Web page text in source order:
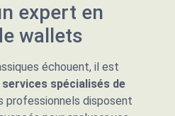
expert en
wallets
échouent, il est
services spécialisés de
professionnels disposent